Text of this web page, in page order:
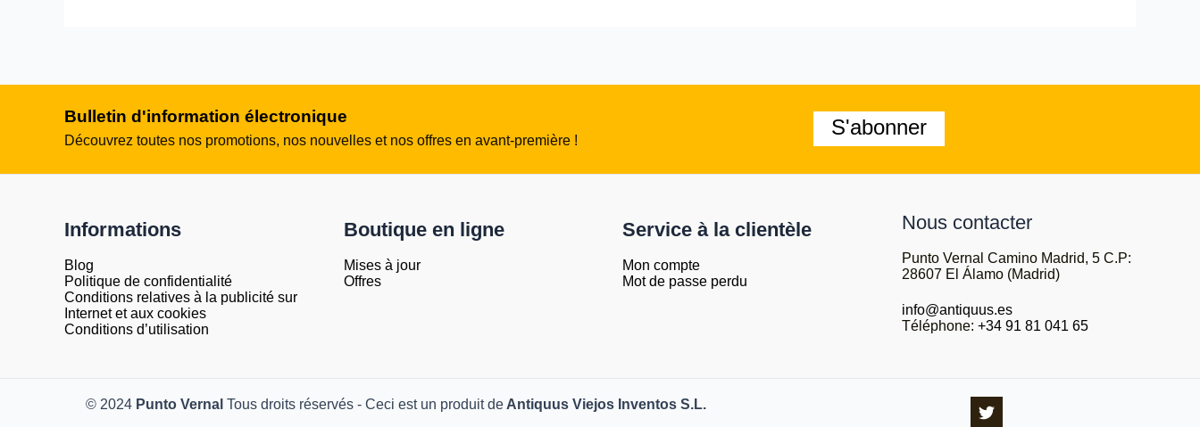
Bulletin d'information électronique
Découvrez toutes nos promotions, nos nouvelles et nos offres en avant-première !
S'abonner
Informations
Blog
Politique de confidentialité
Conditions relatives à la publicité sur
Internet et aux cookies
Conditions d’utilisation
Boutique en ligne
Mises à jour
Offres
Service à la clientèle
Mon compte
Mot de passe perdu
Nous contacter
Punto Vernal Camino Madrid, 5 C.P:
28607 El Álamo (Madrid)
info@antiquus.es
Téléphone: +34 91 81 041 65
© 2024Punto Vernal Tous droits réservés - Ceci est un produit deAntiquus Viejos Inventos S.L.